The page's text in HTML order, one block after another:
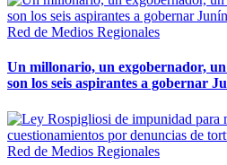
Red de Medios Regionales
Un millonario, un exgobernador,
son los seis aspirantes a gobernar
Red de Medios Regionales